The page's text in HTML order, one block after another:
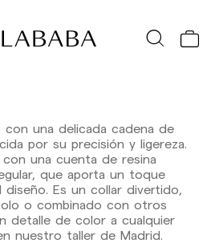
una delicada cadena de
por su precisión y ligereza.
una cuenta de resina
que aporta un toque
diseño. Es un collar divertido,
o combinado con otros
detalle de color a cualquier
nuestro taller de Madrid.
7-10 días laborables.
laborables. Excepto
laborables
Europea: 10-13
pre-orders. Por favor,
fuera de la Unión
al tanto y hacerte
de aduanas locales.